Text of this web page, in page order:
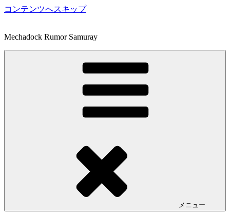
コンテンツへスキップ
Mechadock Rumor Samuray
メニュー